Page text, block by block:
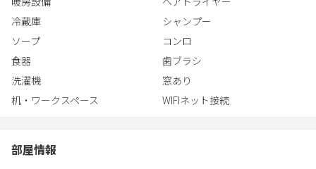
ご家族と、気の合う仲間と、夕陽を眺めながらゆっくりと流れる
贅沢な時間をお楽しみ下さい。
冷蔵庫
シャンプー
ソープ
コンロ
食器
歯ブラシ
洗濯機
窓あり
机・ワークスペース
WIFIネット接続
部屋情報